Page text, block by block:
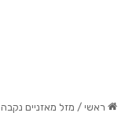
ראשי / מזל מאזניים נקבה